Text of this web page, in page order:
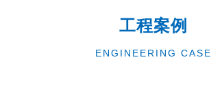
工程案例
ENGINEERING CASE